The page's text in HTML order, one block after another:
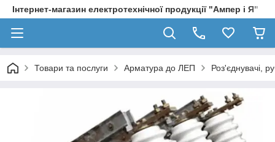
Інтернет-магазин електротехнічної продукції "Ампер і Я"
Товари та послуги Арматура до ЛЕП Роз'єднувачі,